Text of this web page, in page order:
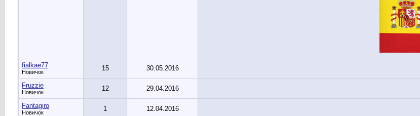
fialkae77
Новичок 15 30.05.2016
Fruzzie
Новичок 12 29.04.2016
Fantagiro
Новичок 1 12.04.2016